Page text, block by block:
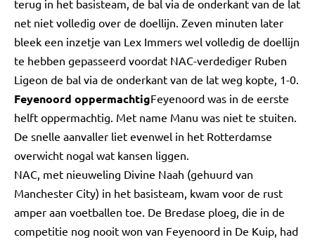
terug in het basisteam, de bal via de onderkant van de lat
net niet volledig over de doellijn. Zeven minuten later
bleek een inzetje van Lex Immers wel volledig de doellijn
te hebben gepasseerd voordat NAC-verdediger Ruben
Ligeon de bal via de onderkant van de lat weg kopte, 1-0.
Feyenoord oppermachtigFeyenoord was in de eerste
helft oppermachtig. Met name Manu was niet te stuiten.
De snelle aanvaller liet evenwel in het Rotterdamse
overwicht nogal wat kansen liggen.
NAC, met nieuweling Divine Naah (gehuurd van
Manchester City) in het basisteam, kwam voor de rust
amper aan voetballen toe. De Bredase ploeg, die in de
competitie nog nooit won van Feyenoord in De Kuip, had